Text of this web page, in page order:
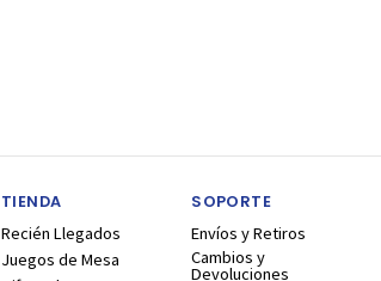
TIENDA
Recién Llegados
Juegos de Mesa
SOPORTE
Envíos y Retiros
Cambios y
Devoluciones